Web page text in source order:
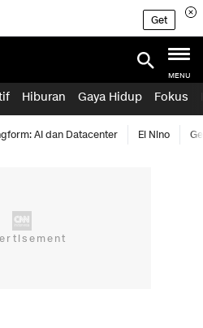
Get
MENU
Hiburan Gaya Hidup Fokus
AI dan Datacenter El Nino